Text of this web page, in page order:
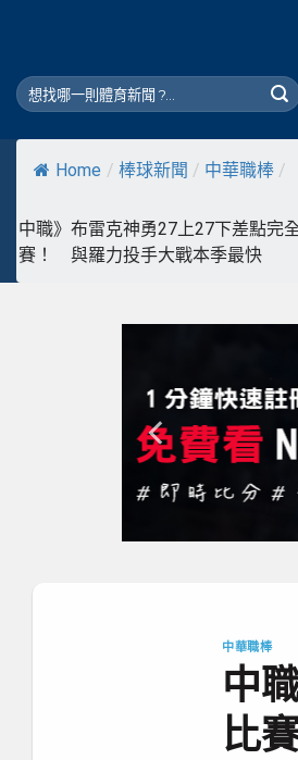
Home / 棒球新聞 / 中華職棒 /
中職》布雷克神勇27上27下差點完
賽！ 與羅力投手大戰本季最快
中華職棒
中
比